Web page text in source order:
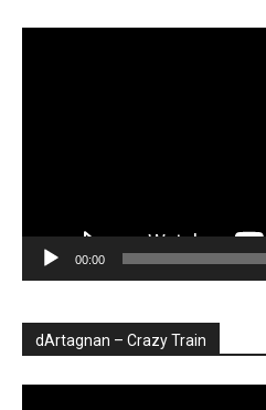
00:00
dArtagnan – Crazy Train